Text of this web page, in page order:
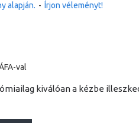
alapján. - Írjon véleményt!
val
kiválóan a kézbe